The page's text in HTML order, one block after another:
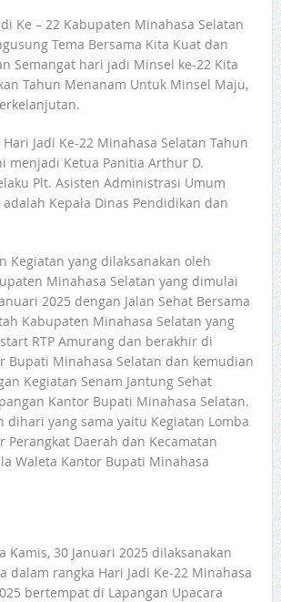
Ke – 22 Kabupaten Minahasa Selatan
Tema Bersama Kita Kuat dan
Semangat hari jadi Minsel ke-22 Kita
Tahun Menanam Untuk Minsel Maju,
Jadi Ke-22 Minahasa Selatan Tahun
menjadi Ketua Panitia Arthur D.
Plt. Asisten Administrasi Umum
adalah Kepala Dinas Pendidikan dan
Kegiatan yang dilaksanakan oleh
Minahasa Selatan yang dimulai
2025 dengan Jalan Sehat Bersama
Kabupaten Minahasa Selatan yang
RTP Amurang dan berakhir di
Bupati Minahasa Selatan dan kemudian
Kegiatan Senam Jantung Sehat
Kantor Bupati Minahasa Selatan.
dihari yang sama yaitu Kegiatan Lomba
Perangkat Daerah dan Kecamatan
Waleta Kantor Bupati Minahasa
Kamis, 30 Januari 2025 dilaksanakan
dalam rangka Hari Jadi Ke-22 Minahasa
bertempat di Lapangan Upacara